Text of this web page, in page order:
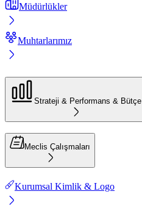
Müdürlükler
Muhtarlarımız
Strateji & Performans & Bütçe
Meclis Çalışmaları
Kurumsal Kimlik & Logo